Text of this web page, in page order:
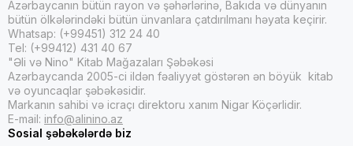
Azərbaycanın bütün rayon və şəhərlərinə, Bakıda və dünyanın
bütün ölkələrindəki bütün ünvanlara çatdırılmanı həyata keçirir.
Whatsap: (+99451) 312 24 40
Tel: (+99412) 431 40 67
"Əli və Nino" Kitab Mağazaları Şəbəkəsi
Azərbaycanda 2005-ci ildən fəaliyyət göstərən ən böyük kitab
və oyuncaqlar şəbəkəsidir.
Markanın sahibi və icraçı direktoru xanım Nigar Köçərlidir.
E-mail: info@alinino.az
Sosial şəbəkələrdə biz